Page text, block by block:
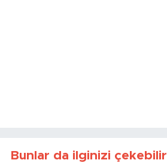
Bunlar da ilginizi çekebilir